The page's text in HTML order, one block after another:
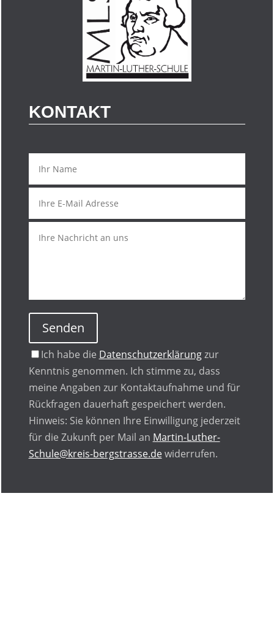
KONTAKT
Senden
Ich habe die Datenschutzerklärungzur
Kenntnis genommen. Ich stimme zu, dass
meine Angaben zur Kontaktaufnahme und für
Rückfragen dauerhaft gespeichert werden.
Hinweis: Sie können Ihre Einwilligung jederzeit
für die Zukunft per Mail an Martin-Luther-
Schule@kreis-bergstrasse.dewiderrufen.